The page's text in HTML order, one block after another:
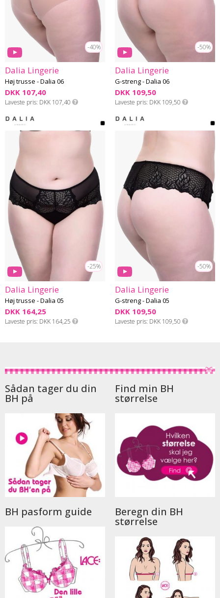
-40%
Dalia Lingerie
Høj trusse - Dalia 06
DKK 107,40
Laveste pris DKK 107,40
-50%
Dalia Lingerie
G-streng - Dalia 06
DKK 109,50
Laveste pris DKK 109,50
-25%
Dalia Lingerie
Høj trusse - Dalia 05
DKK 164,25
Laveste pris DKK 164,25
-50%
Dalia Lingerie
G-streng - Dalia 05
DKK 109,50
Laveste pris DKK 109,50
Sådan tager du din
BH på
Find min BH
størrelse
BH pasform guide Beregn din BH
størrelse